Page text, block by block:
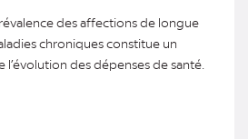
des affections de longue
chroniques constitue un
des dépenses de santé.